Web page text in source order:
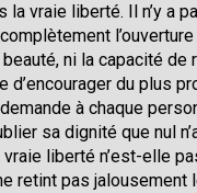
la vraie liberté. Il n’y a
ni la capacité de
d’encourager du plus
à chaque
sa dignité que nul
vraie liberté n’est-elle
retint pas jalousement